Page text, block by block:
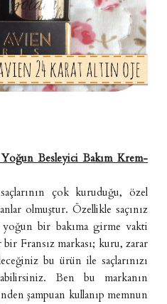
Besleyici Bakım Krem-
çok kuruduğu, özel
olmuştur. Özellikle saçınız
bir bakıma girme vakti
Fransız markası; kuru, zarar
bu ürün ile saçlarınızı
Ben bu markanın
şampuan kullanıp memnun